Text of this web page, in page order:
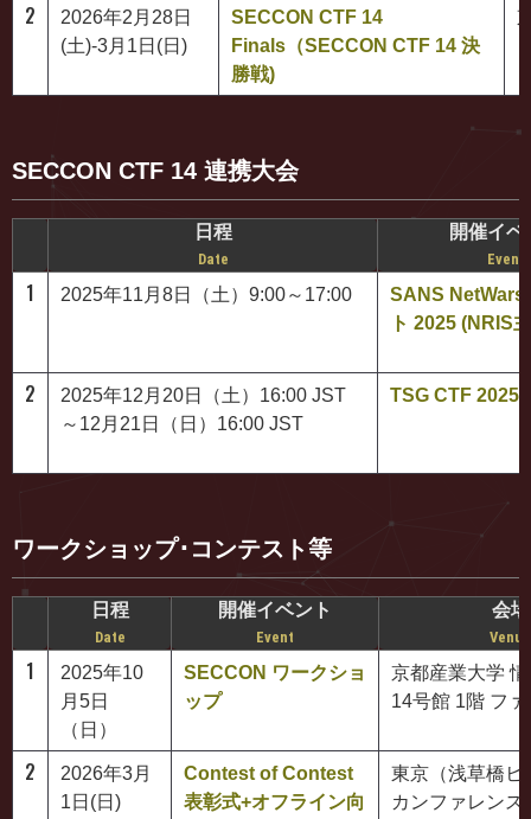
2
2026年2月28日
(土)-3月1日(日)
SECCON CTF 14
Finals（SECCON CTF 14 決
勝戦)
SECCON CTF 14 連携大会
日程
Date
開催イベ
Event
1 2025年11月8日（土）9:00～17:00
SANS NetWars
ト 2025 (NRIS
2
2025年12月20日（土）16:00 JST
～12月21日（日）16:00 JST
TSG CTF 2025
ワークショップ･コンテスト等
日程
Date
開催イベント
Event
会場
Venue
1
2025年10
月5日
（日）
SECCON ワークショ
ップ
京都産業大学
14号館 1階 フ
2
2026年3月
1日(日)
Contest of Contest
表彰式+オフライン向
東京（浅草橋ヒ
カンファレンス